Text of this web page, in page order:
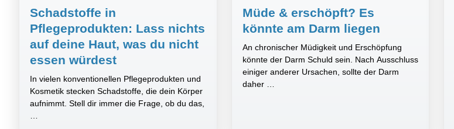
Schadstoffe in
Pflegeprodukten: Lass nichts
auf deine Haut, was du nicht
essen würdest
In vielen konventionellen Pflegeprodukten und
Kosmetik stecken Schadstoffe, die dein Körper
aufnimmt. Stell dir immer die Frage, ob du das,
…
Müde & erschöpft? Es
könnte am Darm liegen
An chronischer Müdigkeit und Erschöpfung
könnte der Darm Schuld sein. Nach Ausschluss
einiger anderer Ursachen, sollte der Darm
daher …